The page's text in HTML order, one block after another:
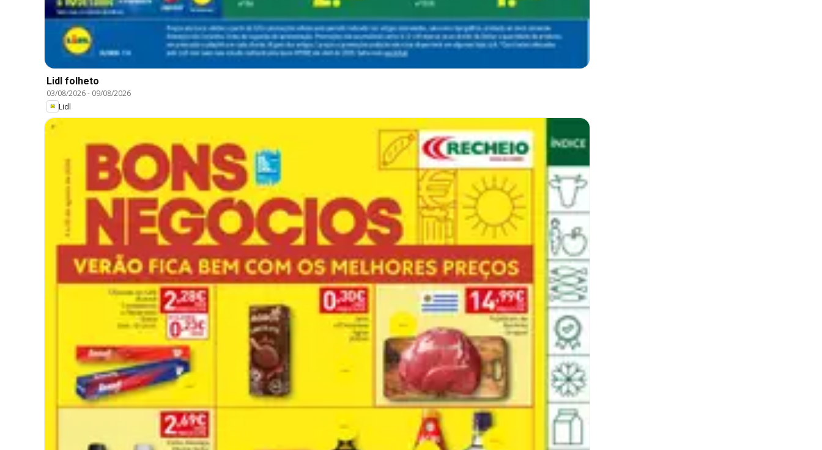
Lidl folheto
03/08/2026- 09/08/2026
Lidl